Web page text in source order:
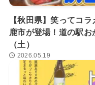
【秋田県】笑ってコ
鹿市が登場！道の駅
（土）
2026.05.19